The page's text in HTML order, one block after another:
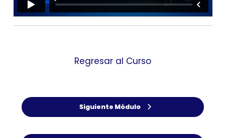
Regresar al Curso
Siguiente Módulo